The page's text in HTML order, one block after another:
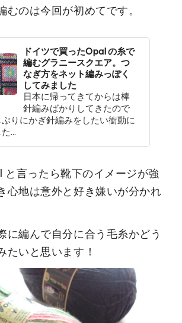
むのは今回が初めてです。
ドイツで買ったOpal の糸で
編むグラニースクエア。つ
なぎ方をネット編みっぽく
してみました
日本に帰ってきてからは棒
針編みばかりしてきたので
りにかぎ針編みをしたい衝動に
...
と言ったら靴下のイメージが強
心地は意外と好き嫌いが分かれ
に編んで自分に合う毛糸かどう
たいと思います！